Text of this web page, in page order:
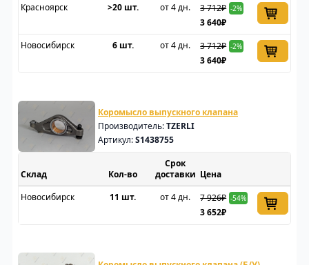
Красноярск
>20 шт. от 4 дн. 3 712₽ -2%
3 640₽
Новосибирск
6 шт. от 4 дн. 3 712₽ -2%
3 640₽
Коромысло выпускного клапана
Производитель:TZERLI
Артикул:S1438755
Склад
Срок
доставки Цена
Новосибирск
11 шт. от 4 дн. 7 926₽ -54%
3 652₽